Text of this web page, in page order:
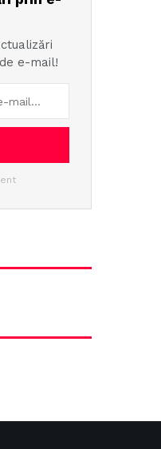
e-mail!